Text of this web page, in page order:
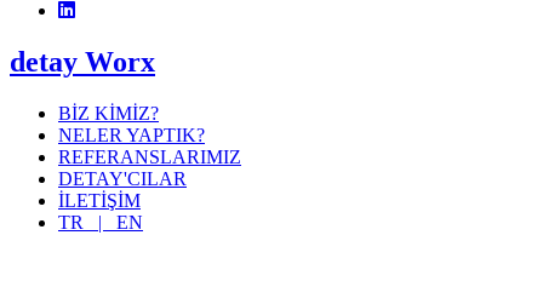
detay Worx
BİZ KİMİZ?
NELER YAPTIK?
REFERANSLARIMIZ
DETAY'CILAR
İLETİŞİM
TR | EN